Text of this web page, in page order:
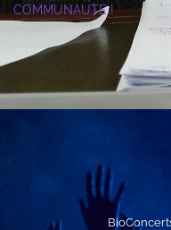
COMMUNAUTE !
Bio